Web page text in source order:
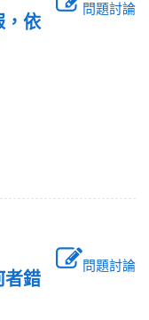
問題討論
，依
問題討論
者錯